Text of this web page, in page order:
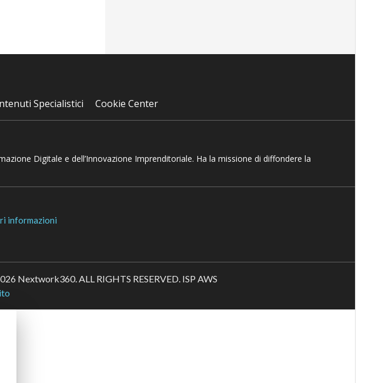
Specialistici Cookie Center
Digitale e dell’Innovazione Imprenditoriale. Ha la missione di diffondere la
informazioni
Nextwork360. ALL RIGHTS RESERVED. ISP AWS